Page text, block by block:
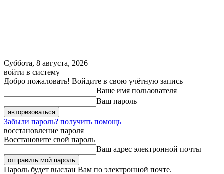
Суббота, 8 августа, 2026
войти в систему
Добро пожаловать! Войдите в свою учётную запись
Ваше имя пользователя
Ваш пароль
Забыли пароль? получить помощь
восстановление пароля
Восстановите свой пароль
Ваш адрес электронной почты
Пароль будет выслан Вам по электронной почте.